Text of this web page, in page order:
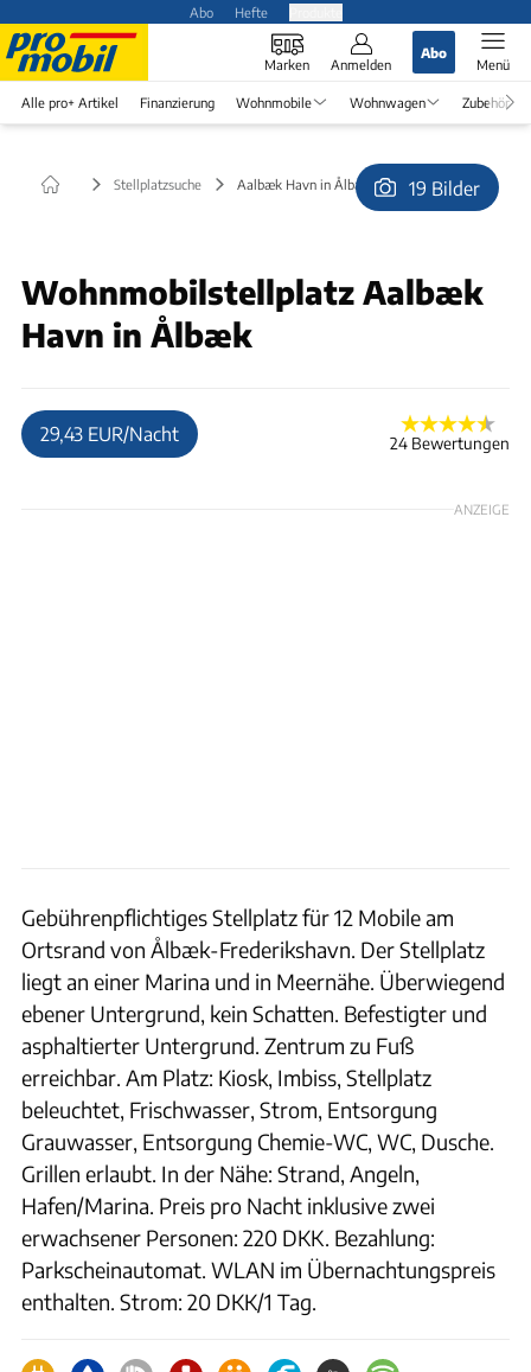
Abo Hefte
Marken Anmelden
Abo
Menü
Alle pro+ Artikel Finanzierung Wohnmobile Wohnwagen Zubehör
Stellplatzsuche Aalbæk Havn in Ålbæk 19 Bilder
Wohnmobilstellplatz Aalbæk
Havn in Ålbæk
29,43 EUR/Nacht 24 Bewertungen
ANZEIGE
Gebührenpflichtiges Stellplatz für 12 Mobile am
Ortsrand von Ålbæk-Frederikshavn. Der Stellplatz
liegt an einer Marina und in Meernähe. Überwiegend
ebener Untergrund, kein Schatten. Befestigter und
asphaltierter Untergrund. Zentrum zu Fuß
erreichbar. Am Platz: Kiosk, Imbiss, Stellplatz
beleuchtet, Frischwasser, Strom, Entsorgung
Grauwasser, Entsorgung Chemie-WC, WC, Dusche.
Grillen erlaubt. In der Nähe: Strand, Angeln,
Hafen/Marina. Preis pro Nacht inklusive zwei
erwachsener Personen: 220 DKK. Bezahlung:
Parkscheinautomat. WLAN im Übernachtungspreis
enthalten. Strom: 20 DKK/1 Tag.